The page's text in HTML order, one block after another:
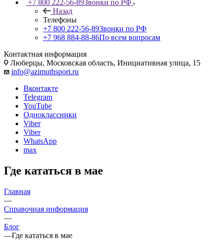
+7 800 222-56-89Звонки по РФ
Назад
Телефоны
+7 800 222-56-89Звонки по РФ
+7 968 884-88-86По всем вопросам
Контактная информация
Люберцы, Московская область, Инициативная улица, 15
info@azimuthsport.ru
Вконтакте
Telegram
YouTube
Одноклассники
Viber
Viber
WhatsApp
max
Где кататься в мае
Главная
—
Справочная информация
—
Блог
—Где кататься в мае